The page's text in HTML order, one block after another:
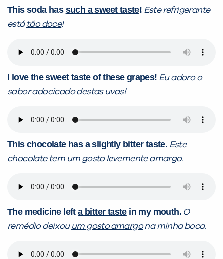
This soda has such a sweet taste! Este refrigerante
está tão doce!
I love the sweet tasteof these grapes! Eu adoroo
sabor adocicadodestas uvas!
This chocolate has a slightly bitter taste. Este
chocolate tem um gosto levemente amargo.
The medicine lefta bitter tastein my mouth. O
remédio deixou um gosto amargona minha boca.